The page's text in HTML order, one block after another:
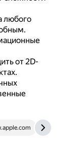
любого
от 2D-